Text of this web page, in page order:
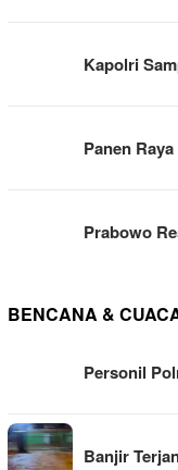
Kapolri
Panen
Prabowo
BENCANA &
Personil
Banjir